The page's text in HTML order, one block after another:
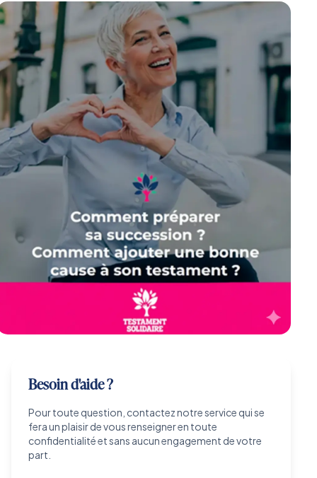
Besoin d'aide ?
Pour toute question, contactez notre service qui se
fera un plaisir de vous renseigner en toute
confidentialité et sans aucun engagement de votre
part.